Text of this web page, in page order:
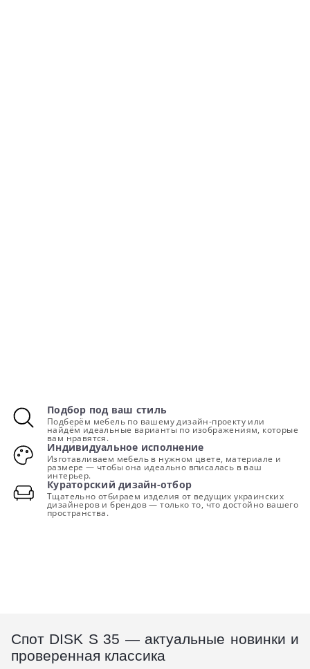
Подбор под ваш стиль
Подберём мебель по вашему дизайн-проекту или
найдём идеальные варианты по изображениям, которые
вам нравятся.
Индивидуальное исполнение
Изготавливаем мебель в нужном цвете, материале и
размере — чтобы она идеально вписалась в ваш
интерьер.
Кураторский дизайн-отбор
Тщательно отбираем изделия от ведущих украинских
дизайнеров и брендов — только то, что достойно вашего
пространства.
Спот DISK S 35 — актуальные новинки и
проверенная классика